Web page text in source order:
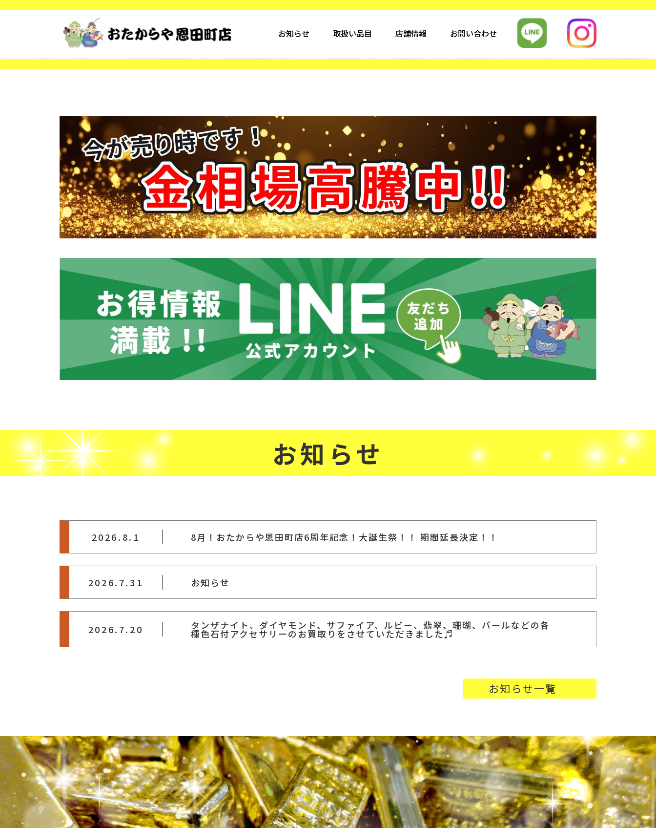
お知らせ 取扱い品目 店舗情報 お問い合わせ
お知らせ
2026.8.1 8月！おたからや恩田町店6周年記念！大誕生祭！！ 期間延長決定！！
2026.7.31 お知らせ
2026.7.20 タンザナイト、ダイヤモンド、サファイア、ルビー、翡翠、珊瑚、パールなどの各
種色石付アクセサリーのお買取りをさせていただきました♬
お知らせ一覧